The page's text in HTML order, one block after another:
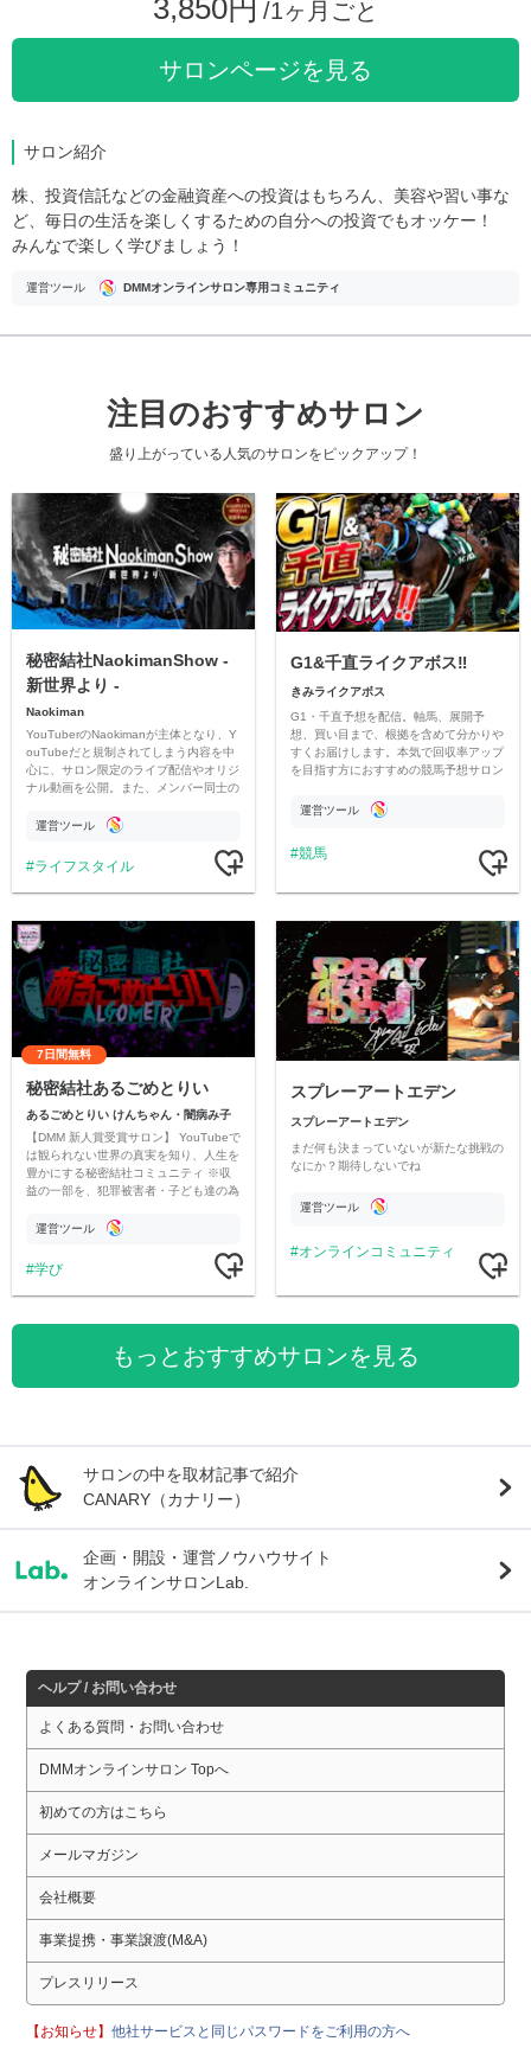
3,850円 /1ヶ月ごと
サロンページを見る
サロン紹介
株、投資信託などの金融資産への投資はもちろん、美容や習い事な
ど、毎日の生活を楽しくするための自分への投資でもオッケー！
みんなで楽しく学びましょう！
運営ツール DMMオンラインサロン専用コミュニティ
注目のおすすめサロン
盛り上がっている人気のサロンをピックアップ！
秘密結社NaokimanShow -
新世界より -
Naokiman
YouTuberのNaokimanが主体となり、Y
ouTubeだと規制されてしまう内容を中
心に、サロン限定のライブ配信やオリジ
ナル動画を公開。また、メンバー同士の
ただいています。
運営ツール
ライフスタイル
G1&千直ライクアボス‼️
きみライクアボス
G1・千直予想を配信。軸馬、展開予
想、買い目まで、根拠を含めて分かりや
すくお届けします。本気で回収率アップ
を目指す方におすすめの競馬予想サロン
運営ツール
競馬
7日間無料
秘密結社あるごめとりい
あるごめとりい けんちゃん・闇病み子
【DMM 新人賞受賞サロン】 YouTubeで
は観られない世界の真実を知り、人生を
豊かにする秘密結社コミュニティ ※収
益の一部を、犯罪被害者・子ども達の為
す運営ツール
学び
スプレーアートエデン
スプレーアートエデン
まだ何も決まっていないが新たな挑戦の
なにか？期待しないでね
運営ツール
オンラインコミュニティ
もっとおすすめサロンを見る
サロンの中を取材記事で紹介
CANARY（カナリー）
企画・開設・運営ノウハウサイト
オンラインサロンLab.
ヘルプ / お問い合わせ
よくある質問・お問い合わせ
DMMオンラインサロン Topへ
初めての方はこちら
メールマガジン
会社概要
事業提携・事業譲渡(M&A)
プレスリリース
【お知らせ】他社サービスと同じパスワードをご利用の方へ